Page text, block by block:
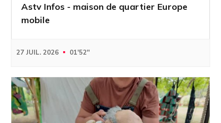
Astv Infos - maison de quartier Europe
mobile
27 JUIL. 2026 01'52''